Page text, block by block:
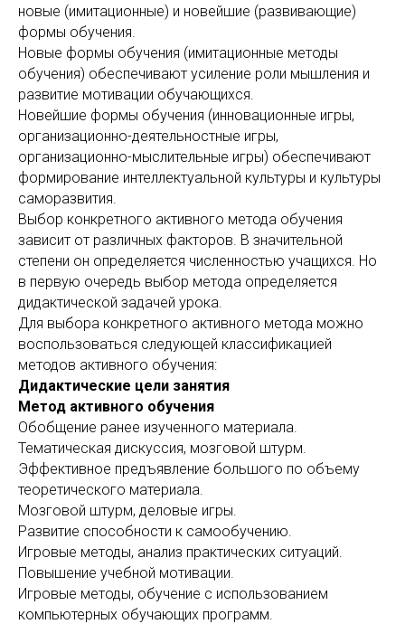
новые (имитационные) и новейшие (развивающие)
формы обучения.
Новые формы обучения (имитационные методы
обучения) обеспечивают усиление роли мышления и
развитие мотивации обучающихся.
Новейшие формы обучения (инновационные игры,
организационно-деятельностные игры,
организационно-мыслительные игры) обеспечивают
формирование интеллектуальной культуры и культуры
саморазвития.
Выбор конкретного активного метода обучения
зависит от различных факторов. В значительной
степени он определяется численностью учащихся. Но
в первую очередь выбор метода определяется
дидактической задачей урока.
Для выбора конкретного активного метода можно
воспользоваться следующей классификацией
методов активного обучения:
Дидактические цели занятия
Метод активного обучения
Обобщение ранее изученного материала.
Тематическая дискуссия, мозговой штурм.
Эффективное предъявление большого по объему
теоретического материала.
Мозговой штурм, деловые игры.
Развитие способности к самообучению.
Игровые методы, анализ практических ситуаций.
Повышение учебной мотивации.
Игровые методы, обучение с использованием
компьютерных обучающих программ.